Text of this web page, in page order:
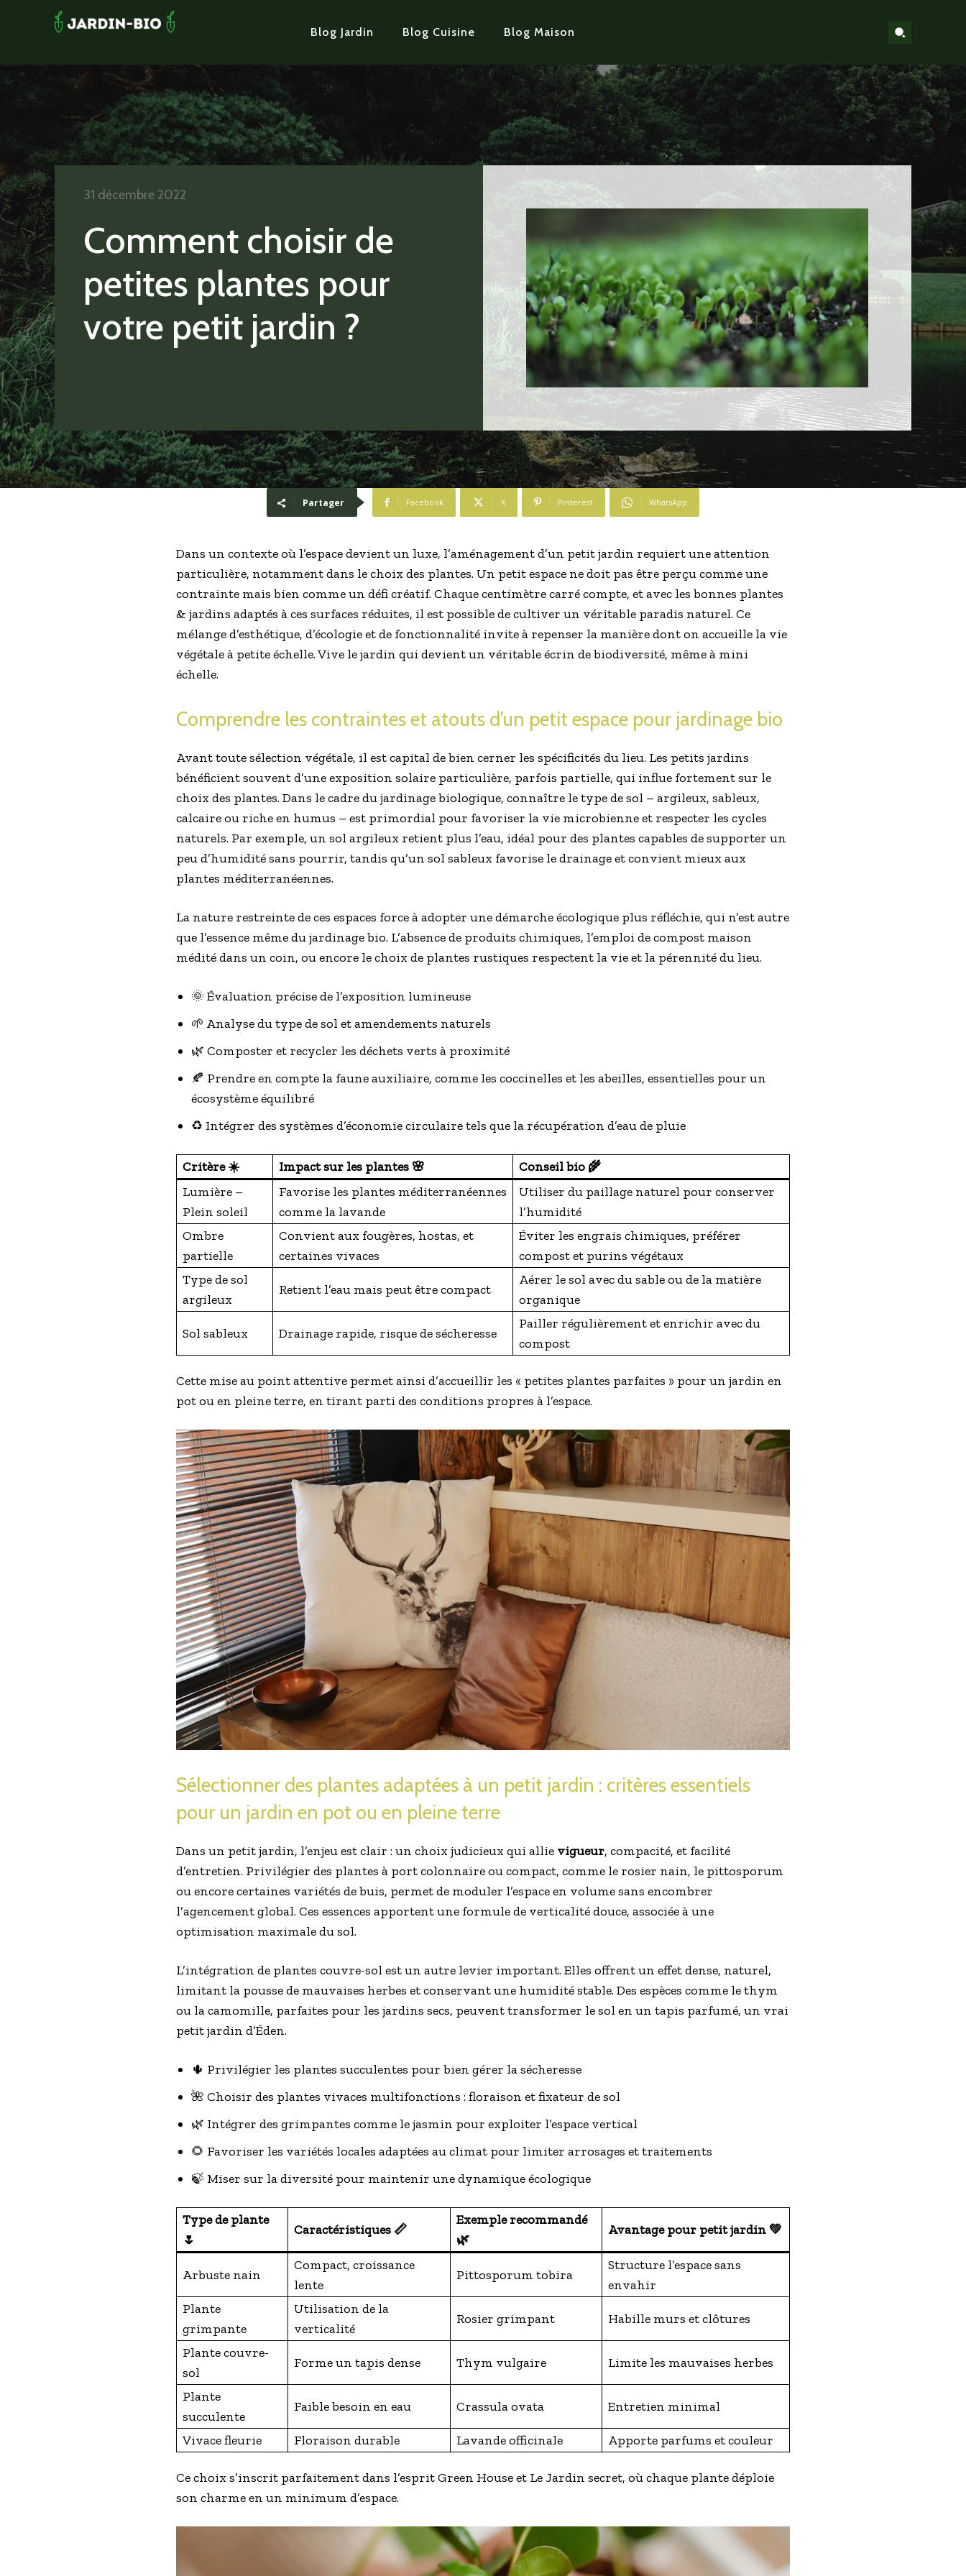
Blog Jardin Blog Cuisine Blog Maison
Comment choisir de
petites plantes pour
votre petit jardin ?
31 décembre 2022
Partager Facebook X Pinterest WhatsApp
Dans un contexte où l’espace devient un luxe, l’aménagement d’un petit jardin requiert une attention
particulière, notamment dans le choix des plantes. Un petit espace ne doit pas être perçu comme une
contrainte mais bien comme un défi créatif. Chaque centimètre carré compte, et avec les bonnes plantes
& jardins adaptés à ces surfaces réduites, il est possible de cultiver un véritable paradis naturel. Ce
mélange d’esthétique, d’écologie et de fonctionnalité invite à repenser la manière dont on accueille la vie
végétale à petite échelle. Vive le jardin qui devient un véritable écrin de biodiversité, même à mini
échelle.
Comprendre les contraintes et atouts d’un petit espace pour jardinage bio
Avant toute sélection végétale, il est capital de bien cerner les spécificités du lieu. Les petits jardins
bénéficient souvent d’une exposition solaire particulière, parfois partielle, qui influe fortement sur le
choix des plantes. Dans le cadre du jardinage biologique, connaître le type de sol – argileux, sableux,
calcaire ou riche en humus – est primordial pour favoriser la vie microbienne et respecter les cycles
naturels. Par exemple, un sol argileux retient plus l’eau, idéal pour des plantes capables de supporter un
peu d’humidité sans pourrir, tandis qu’un sol sableux favorise le drainage et convient mieux aux
plantes méditerranéennes.
La nature restreinte de ces espaces force à adopter une démarche écologique plus réfléchie, qui n’est autre
que l’essence même du jardinage bio. L’absence de produits chimiques, l’emploi de compost maison
médité dans un coin, ou encore le choix de plantes rustiques respectent la vie et la pérennité du lieu.
🌞 Évaluation précise de l’exposition lumineuse
🌱 Analyse du type de sol et amendements naturels
🌿 Composter et recycler les déchets verts à proximité
🍂 Prendre en compte la faune auxiliaire, comme les coccinelles et les abeilles, essentielles pour un
écosystème équilibré
♻️ Intégrer des systèmes d’économie circulaire tels que la récupération d’eau de pluie
Critère ☀️ Impact sur les plantes 🌸
Conseil bio 🌾
Lumière –
Plein soleil
Favorise les plantes méditerranéennes
comme la lavande
Utiliser du paillage naturel pour conserver
l’humidité
Ombre
partielle
Convient aux fougères, hostas, et
certaines vivaces
Éviter les engrais chimiques, préférer
compost et purins végétaux
Type de sol
argileux
Retient l’eau mais peut être compact
Aérer le sol avec du sable ou de la matière
organique
Sol sableux Drainage rapide, risque de sécheresse
Pailler régulièrement et enrichir avec du
compost
Cette mise au point attentive permet ainsi d’accueillir les « petites plantes parfaites » pour un jardin en
pot ou en pleine terre, en tirant parti des conditions propres à l’espace.
Sélectionner des plantes adaptées à un petit jardin : critères essentiels
pour un jardin en pot ou en pleine terre
Dans un petit jardin, l’enjeu est clair : un choix judicieux qui allie vigueur, compacité, et facilité
d’entretien. Privilégier des plantes à port colonnaire ou compact, comme le rosier nain, le pittosporum
ou encore certaines variétés de buis, permet de moduler l’espace en volume sans encombrer
l’agencement global. Ces essences apportent une formule de verticalité douce, associée à une
optimisation maximale du sol.
L’intégration de plantes couvre-sol est un autre levier important. Elles offrent un effet dense, naturel,
limitant la pousse de mauvaises herbes et conservant une humidité stable. Des espèces comme le thym
ou la camomille, parfaites pour les jardins secs, peuvent transformer le sol en un tapis parfumé, un vrai
petit jardin d’Éden.
🌵 Privilégier les plantes succulentes pour bien gérer la sécheresse
🌺 Choisir des plantes vivaces multifonctions : floraison et fixateur de sol
🌿 Intégrer des grimpantes comme le jasmin pour exploiter l’espace vertical
🌻 Favoriser les variétés locales adaptées au climat pour limiter arrosages et traitements
🍃 Miser sur la diversité pour maintenir une dynamique écologique
Type de plante
🌷
Caractéristiques 📏
Exemple recommandé
🌿
Avantage pour petit jardin 💚
Arbuste nain
Compact, croissance
lente
Pittosporum tobira
Structure l’espace sans
envahir
Plante
grimpante
Utilisation de la
verticalité
Rosier grimpant Habille murs et clôtures
Plante couvre-
sol
Forme un tapis dense Thym vulgaire Limite les mauvaises herbes
Plante
succulente
Faible besoin en eau Crassula ovata Entretien minimal
Vivace fleurie Floraison durable Lavande officinale Apporte parfums et couleur
Ce choix s’inscrit parfaitement dans l’esprit Green House et Le Jardin secret, où chaque plante déploie
son charme en un minimum d’espace.